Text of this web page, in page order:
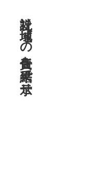
社説 地域への責任を結果で示せ